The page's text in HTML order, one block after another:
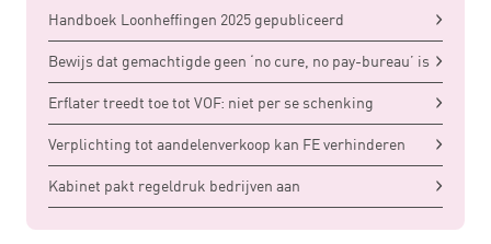
Handboek Loonheffingen 2025 gepubliceerd
Bewijs dat gemachtigde geen ‘no cure, no pay-bureau’ is
Erflater treedt toe tot VOF: niet per se schenking
Verplichting tot aandelenverkoop kan FE verhinderen
Kabinet pakt regeldruk bedrijven aan